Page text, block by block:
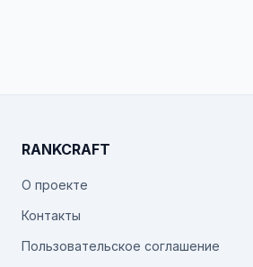
RANKCRAFT
О проекте
Контакты
Пользовательское соглашение